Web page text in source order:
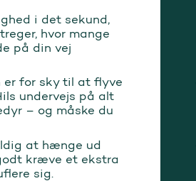
i det sekund,
hvor mange
på din vej
er for sky til at flyve
undervejs på alt
– og måske du
at hænge ud
kræve et ekstra
sig.